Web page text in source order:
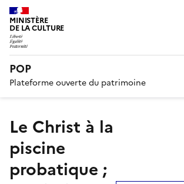
MINISTÈRE
DE LA CULTURE
POP
Plateforme ouverte du patrimoine
Le Christ à la
piscine
probatique ;